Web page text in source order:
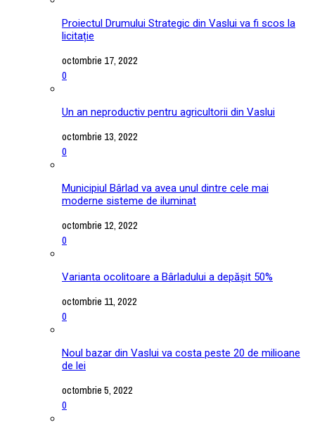
Proiectul Drumului Strategic din Vaslui va fi scos la
licitație
octombrie 17, 2022
0
Un an neproductiv pentru agricultorii din Vaslui
octombrie 13, 2022
0
Municipiul Bârlad va avea unul dintre cele mai
moderne sisteme de iluminat
octombrie 12, 2022
0
Varianta ocolitoare a Bârladului a depășit 50%
octombrie 11, 2022
0
Noul bazar din Vaslui va costa peste 20 de milioane
de lei
octombrie 5, 2022
0